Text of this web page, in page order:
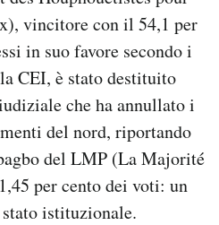
vincitore con il 54,1 per
in suo favore secondo i
CEI, è stato destituito
che ha annullato i
del nord, riportando
del LMP (La Majorité
per cento dei voti: un
istituzionale.